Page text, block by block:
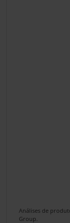
Análises de
Group.